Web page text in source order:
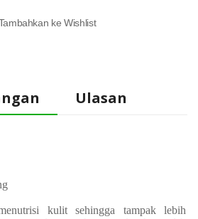
ke Wishlist
Ulasan
kulit sehingga tampak lebih